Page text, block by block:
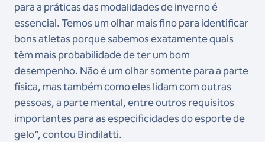
para a práticas das modalidades de inverno é
essencial. Temos um olhar mais fino para identificar
bons atletas porque sabemos exatamente quais
têm mais probabilidade de ter um bom
desempenho. Não é um olhar somente para a parte
física, mas também como eles lidam com outras
pessoas, a parte mental, entre outros requisitos
importantes para as especificidades do esporte de
gelo”, contou Bindilatti.